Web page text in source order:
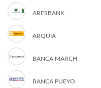
ARESBANK
ARQUIA
BANCA MARCH
BANCA PUEYO